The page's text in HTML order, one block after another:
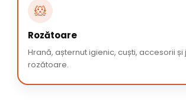
🐹
Rozătoare
Hrană, așternut igienic, cuști, accesorii
rozătoare.